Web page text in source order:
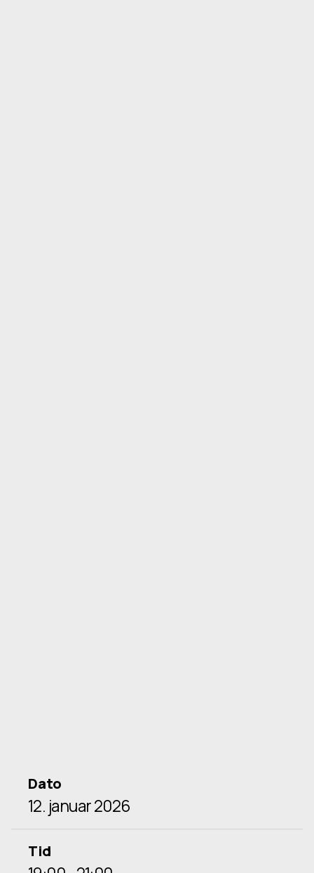
Dato
12. januar 2026
Tid